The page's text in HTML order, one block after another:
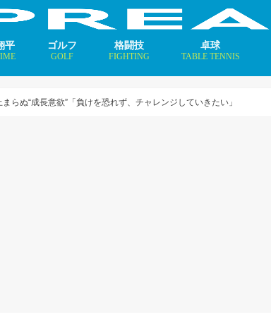
平 ゴルフ
GOLF
格闘技
FIGHTING
卓球
TABLE TENNIS
らぬ“成長意欲”「負けを恐れず、チャレンジしていきたい」